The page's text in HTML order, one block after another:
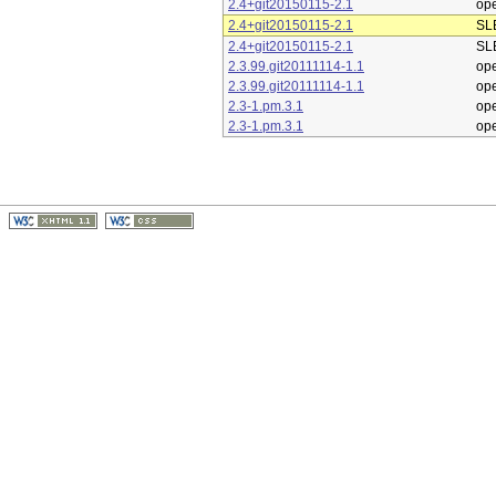
2.4+git20150115-2.1
2.4+git20150115-2.1
2.4+git20150115-2.1
2.3.99.git20111114-1.1
2.3.99.git20111114-1.1
2.3-1.pm.3.1
2.3-1.pm.3.1